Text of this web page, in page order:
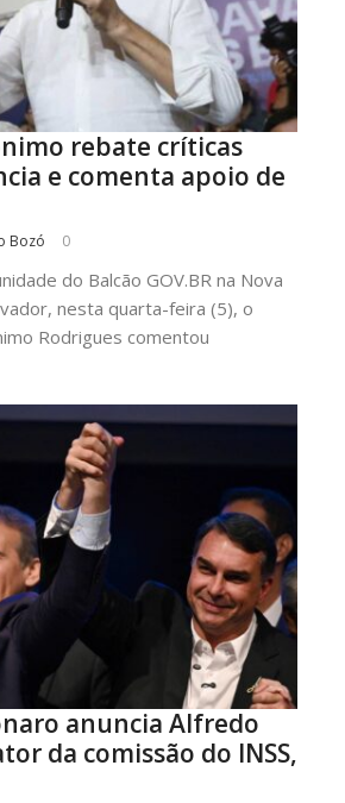
rebate críticas
e comenta apoio de
Bozó 0
do Balcão GOV.BR na Nova
nesta quarta-feira (5), o
Rodrigues comentou
anuncia Alfredo
da comissão do INSS,